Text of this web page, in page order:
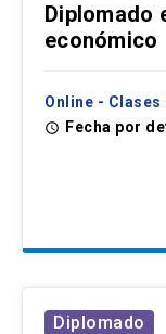
Diplomado
económico
Online - Clases
access_time Fecha por
Diplomado